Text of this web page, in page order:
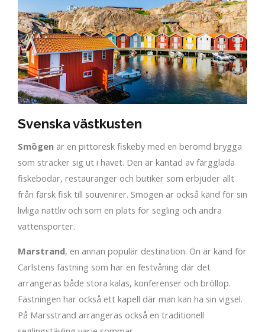
Svenska västkusten
Smögen är en pittoresk fiskeby med en berömd brygga
som sträcker sig ut i havet. Den är kantad av färgglada
fiskebodar, restauranger och butiker som erbjuder allt
från färsk fisk till souvenirer. Smögen är också känd för sin
livliga nattliv och som en plats för segling och andra
vattensporter.
Marstrand, en annan populär destination. Ön är känd för
Carlstens fästning som har en festvåning där det
arrangeras både stora kalas, konferenser och bröllop.
Fästningen har också ett kapell där man kan ha sin vigsel.
På Marsstrand arrangeras också en traditionell